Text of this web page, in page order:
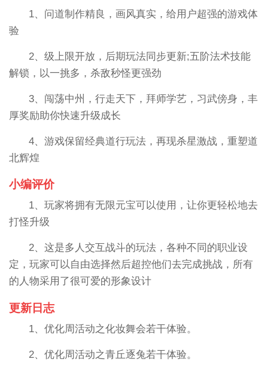
1、问道制作精良，画风真实，给用户超强的游戏体
验
2、级上限开放，后期玩法同步更新;五阶法术技能
解锁，以一挑多，杀敌秒怪更强劲
3、闯荡中州，行走天下，拜师学艺，习武傍身，丰
厚奖励助你快速升级成长
4、游戏保留经典道行玩法，再现杀星激战，重塑道
北辉煌
小编评价
1、玩家将拥有无限元宝可以使用，让你更轻松地去
打怪升级
2、这是多人交互战斗的玩法，各种不同的职业设
定，玩家可以自由选择然后超控他们去完成挑战，所有
的人物采用了很可爱的形象设计
更新日志
1、优化周活动之化妆舞会若干体验。
2、优化周活动之青丘逐兔若干体验。